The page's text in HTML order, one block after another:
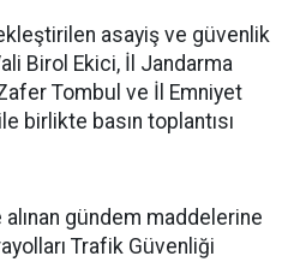
asayiş ve güvenlik
Birol Ekici, İl Jandarma
Tombul ve İl Emniyet
birlikte basın toplantısı
gündem maddelerine
Trafik Güvenliği